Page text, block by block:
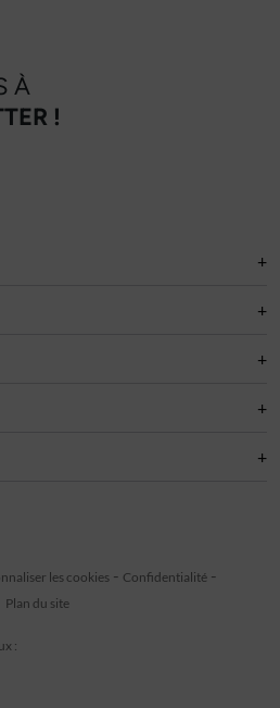
À
!
:
les cookies
Confidentialité
Plan du site